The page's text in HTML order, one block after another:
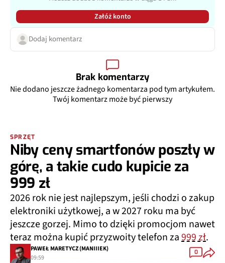
Załóż konto
Dodaj komentarz
Brak komentarzy
Nie dodano jeszcze żadnego komentarza pod tym artykułem.
Twój komentarz może być pierwszy
SPRZĘT
Niby ceny smartfonów poszły w
górę, a takie cudo kupicie za
999 zł
2026 rok nie jest najlepszym, jeśli chodzi o zakup
elektroniki użytkowej, a w 2027 roku ma być
jeszcze gorzej. Mimo to dzięki promocjom nawet
teraz można kupić przyzwoity telefon za999 zł.
PAWEŁ MARETYCZ (MANIIIEK)
09:59
0